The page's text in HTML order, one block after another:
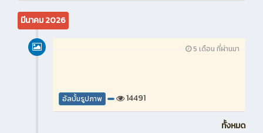
มีนาคม 2026
5 เดือน ที่ผ่านมา
อัลบั้มรูปภาพ 14491
ทั้งหมด